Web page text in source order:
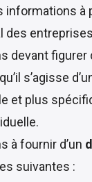
informations à
des
devant figurer
s’agisse
et plus
à fournir d’un
suivantes :